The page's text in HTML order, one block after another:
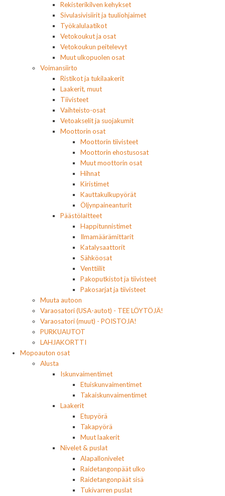
Rekisterikilven kehykset
Sivulasivisiirit ja tuuliohjaimet
Työkalulaatikot
Vetokoukut ja osat
Vetokoukun peitelevyt
Muut ulkopuolen osat
Voimansiirto
Ristikot ja tukilaakerit
Laakerit, muut
Tiivisteet
Vaihteisto-osat
Vetoakselit ja suojakumit
Moottorin osat
Moottorin tiivisteet
Moottorin ehostusosat
Muut moottorin osat
Hihnat
Kiristimet
Kauttakulkupyörät
Öljynpaineanturit
Päästölaitteet
Happitunnistimet
Ilmamäärämittarit
Katalysaattorit
Sähköosat
Venttiilit
Pakoputkistot ja tiivisteet
Pakosarjat ja tiivisteet
Muuta autoon
Varaosatori (USA-autot) - TEE LÖYTÖJÄ!
Varaosatori (muut) - POISTOJA!
PURKUAUTOT
LAHJAKORTTI
Mopoauton osat
Alusta
Iskunvaimentimet
Etuiskunvaimentimet
Takaiskunvaimentimet
Laakerit
Etupyörä
Takapyörä
Muut laakerit
Nivelet & puslat
Alapallonivelet
Raidetangonpäät ulko
Raidetangonpäät sisä
Tukivarren puslat